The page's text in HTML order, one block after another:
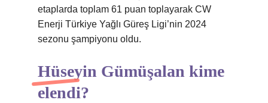
etaplarda toplam 61 puan toplayarak CW
Enerji Türkiye Yağlı Güreş Ligi’nin 2024
sezonu şampiyonu oldu.
Hüseyin Gümüşalan kime
elendi?